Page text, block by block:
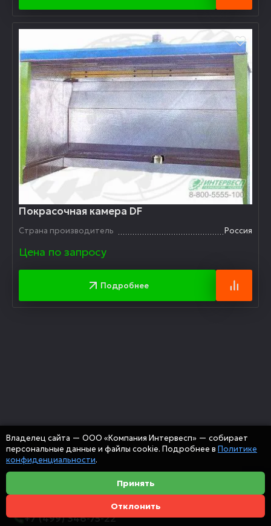
Покрасочная камера DF
Страна производитель Россия
Цена по запросу
Подробнее
+7 (499) 346-75-22
Владелец сайта — ООО «Компания Интервесп» — собирает
персональные данные и файлы cookie. Подробнее в Политике
конфиденциальности.
Принять
Отклонить